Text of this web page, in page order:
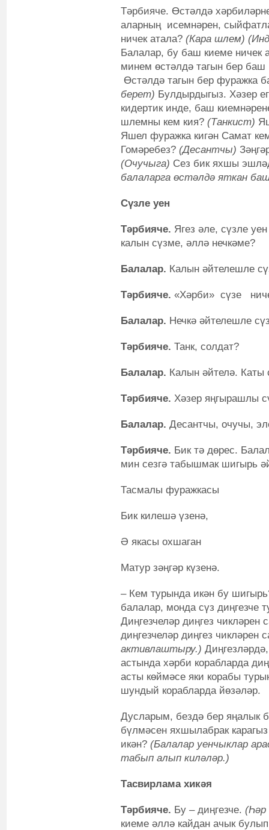
Тәрбияче. Өстәлдә
аларның исемнәрен,
ничек атала? (Кара шлем)
Балалар, бу баш киеме ничек
минем өстәлдә тагын бер баш
Өстәлдә тагын бер фуражка
берет) Булдырдыгыз. Хәзер
кидертик инде, баш
шлемны кем кия? (Танкист)
Яшел фуражка кигән Самат
Гомәребез? (Десантчы)
(Очучыга) Сез бик яхшы
балаларга өстәлдә яткан
Сүзле уен
Тәрбияче. Ягез әле, сүзле
калын сүзме, әллә нечкәме?
Балалар. Калын әйтелешле
Тәрбияче. «Хәрби» сүзе
Балалар. Нечкә әйтелешле
Тәрбияче. Танк, солдат?
Балалар. Калын әйтелә. Каты
Тәрбияче. Хәзер яңгырашлы
Балалар. Десантчы, очучы,
Тәрбияче. Бик тә дөрес.
мин сезгә табышмак шигырь
Тасмалы фуражкасы
Бик килешә үзенә,
Ә якасы охшаган
Матур зәңгәр күзенә.
– Кем турында икән бу
балалар, монда сүз диңгезче
Диңгезчеләр диңгез чикләрен
диңгезчеләр диңгез чикләрен
активлаштыру.)
астында хәрби корабларда
асты көймәсе яки корабы
шундый корабларда йөзәләр.
Дусларым, бездә бер яңалык
бүлмәсен яхшылабрак
икән? (Балалар уенчыклар
табып алып киләләр.)
Тасвирлама хикәя
Тәрбияче. Бу – диңгезче. (Һәр
киеме әллә кайдан ачык